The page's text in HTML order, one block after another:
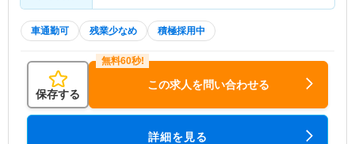
車通勤可 残業少なめ 積極採用中
保存する
この求人を問い合わせる
詳細を見る